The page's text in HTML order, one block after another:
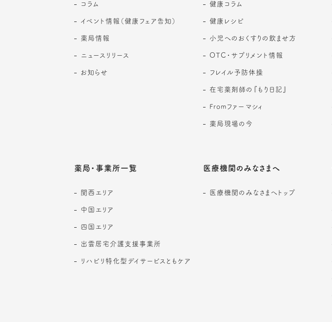
コラム
イベント情報（健康フェア告知）
薬局情報
ニュースリリース
お知らせ
健康コラム
健康レシピ
小児へのおくすりの飲ませ方
OTC・サプリメント情報
フレイル予防体操
在宅薬剤師の『もり日記』
Fromファーマシィ
薬局現場の今
薬局・事業所一覧
関西エリア
中国エリア
四国エリア
出雲居宅介護支援事業所
リハビリ特化型デイサービスともケア
医療機関のみなさまへ
医療機関のみなさまへトップ